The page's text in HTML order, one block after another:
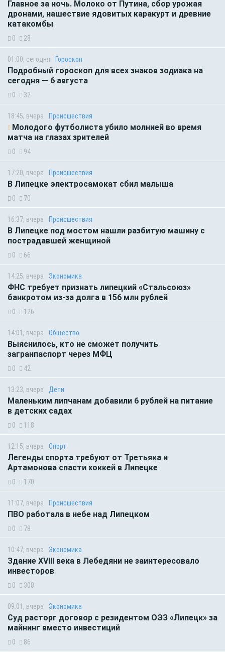
Главное за ночь. Молоко от Путина, сбор урожая
дронами, нашествие ядовитых каракурт и древние
катакомбы
0 28
01:00, сегодня Гороскоп
Подробный гороскоп для всех знаков зодиака на
сегодня — 6 августа
0 32
18:45, вчера Происшествия
Молодого футболиста убило молнией во время
матча на глазах зрителей
0 94
17:20, вчера Происшествия
В Липецке электросамокат сбил малыша
0 70
16:37, вчера Происшествия
В Липецке под мостом нашли разбитую машину с
пострадавшей женщиной
0 66
14:25, вчера Экономика
ФНС требует признать липецкий «Стальсоюз»
банкротом из-за долга в 156 млн рублей
0 126
14:01, вчера Общество
Выяснилось, кто не сможет получить
загранпаспорт через МФЦ
0 42
13:23, вчера Дети
Маленьким липчанам добавили 6 рублей на питание
в детских садах
0 118
12:15, вчера Спорт
Легенды спорта требуют от Третьяка и
Артамонова спасти хоккей в Липецке
0 170
11:07, вчера Происшествия
ПВО работала в небе над Липецком
0 78
10:47, вчера Экономика
Здание XVIII века в Лебедяни не заинтересовало
инвесторов
0 308
09:01, вчера Экономика
Суд расторг договор с резидентом ОЭЗ «Липецк» за
майнинг вместо инвестиций
0 86